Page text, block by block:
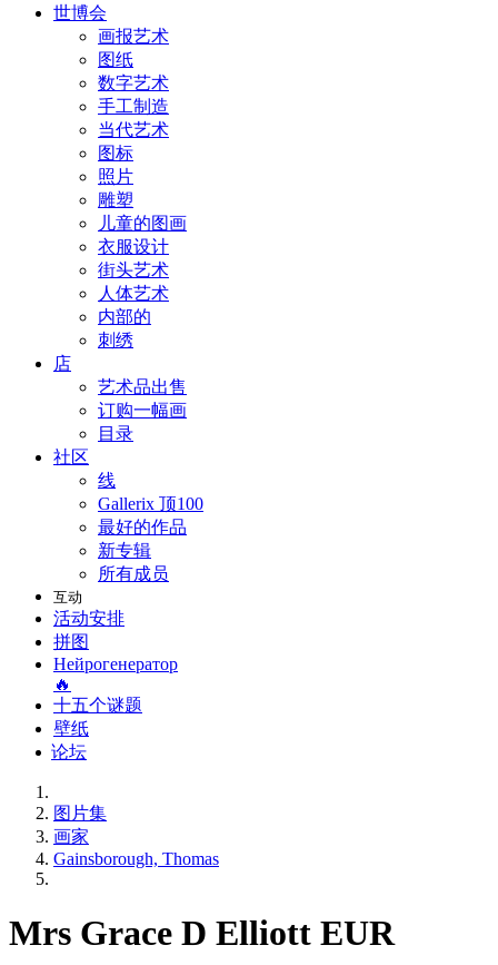
世博会
画报艺术
图纸
数字艺术
手工制造
当代艺术
图标
照片
雕塑
儿童的图画
衣服设计
街头艺术
人体艺术
内部的
刺绣
店
艺术品出售
订购一幅画
目录
社区
线
Gallerix 顶100
最好的作品
新专辑
所有成员
互动
活动安排
拼图
Нейрогенератор
🔥
十五个谜题
壁纸
论坛
图片集
画家
Gainsborough, Thomas
Mrs Grace D Elliott EUR